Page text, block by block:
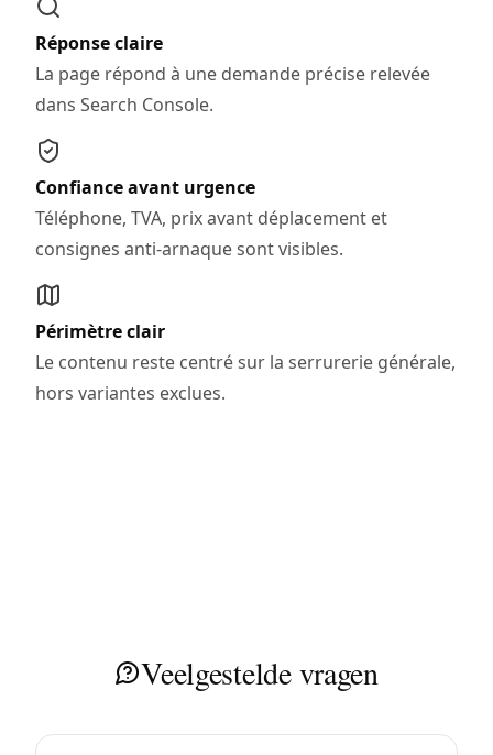
Réponse claire
La page répond à une demande précise relevée
dans Search Console.
Confiance avant urgence
Téléphone, TVA, prix avant déplacement et
consignes anti-arnaque sont visibles.
Périmètre clair
Le contenu reste centré sur la serrurerie générale,
hors variantes exclues.
Veelgestelde vragen